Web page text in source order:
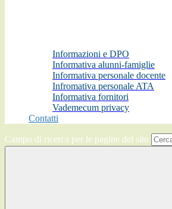
Informazioni e DPO
Informativa alunni-famiglie
Informativa personale docente
Infromativa personale ATA
Informativa fornitori
Vademecum privacy
Contatti
Campo di ricerca per le pagine del sito